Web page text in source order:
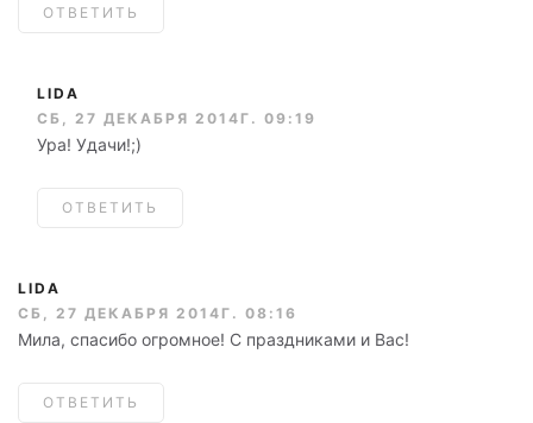
ОТВЕТИТЬ
LIDA
СБ, 27 ДЕКАБРЯ 2014Г. 09:19
Ура! Удачи!;)
ОТВЕТИТЬ
LIDA
СБ, 27 ДЕКАБРЯ 2014Г. 08:16
Мила, спасибо огромное! С праздниками и Вас!
ОТВЕТИТЬ